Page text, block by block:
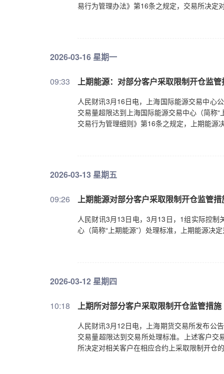
易行为管理办法》第16条之规定，交易所决定
2026-03-16 星期一
09:33 上期能源：对部分客户采取限制开仓监管
人民财讯3月16日电，上海国际能源交易中心
交易量超限达到上海国际能源交易中心（简称
交易行为管理细则》第16条之规定，上期能
2026-03-13 星期五
09:26 上期能源对部分客户采取限制开仓监管措
人民财讯3月13日电，3月13日，1组实际控
心（简称“上期能源”）处理标准，上期能源决
2026-03-12 星期四
10:18 上期所对部分客户采取限制开仓监管措施
人民财讯3月12日电，上海期货交易所发布公
交易量超限达到交易所处理标准。上述客户
所决定对相关客户在相应合约上采取限制开仓